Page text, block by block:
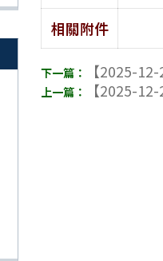
相關附件
【2025-
【2025-12-